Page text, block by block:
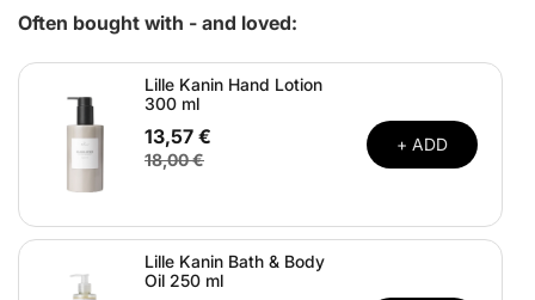
Often bought with - and loved:
Lille Kanin Hand Lotion
300 ml
13,57 €
18,00 €
+ ADD
Lille Kanin Bath & Body
Oil 250 ml